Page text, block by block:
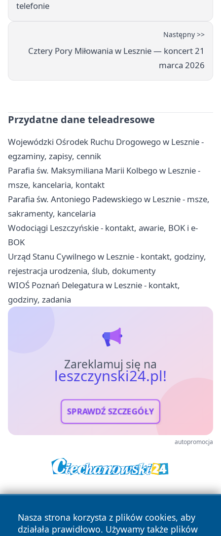
telefonie
Następny >>
Cztery Pory Miłowania w Lesznie — koncert 21
marca 2026
Przydatne dane teleadresowe
Wojewódzki Ośrodek Ruchu Drogowego w Lesznie -
egzaminy, zapisy, cennik
Parafia św. Maksymiliana Marii Kolbego w Lesznie -
msze, kancelaria, kontakt
Parafia św. Antoniego Padewskiego w Lesznie - msze,
sakramenty, kancelaria
Wodociągi Leszczyńskie - kontakt, awarie, BOK i e-
BOK
Urząd Stanu Cywilnego w Lesznie - kontakt, godziny,
rejestracja urodzenia, ślub, dokumenty
WIOŚ Poznań Delegatura w Lesznie - kontakt,
godziny, zadania
Zareklamuj się na
leszczynski24.pl!
SPRAWDŹ SZCZEGÓŁY
autopromocja
Nasza strona korzysta z plików cookies, aby
działała prawidłowo. Używamy także plików